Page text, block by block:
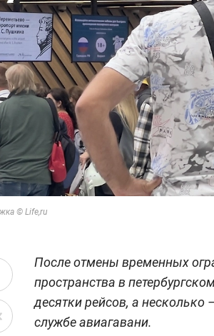
© Life,ru
После отмены временных
пространства в
десятки рейсов, а
службе авиагавани.